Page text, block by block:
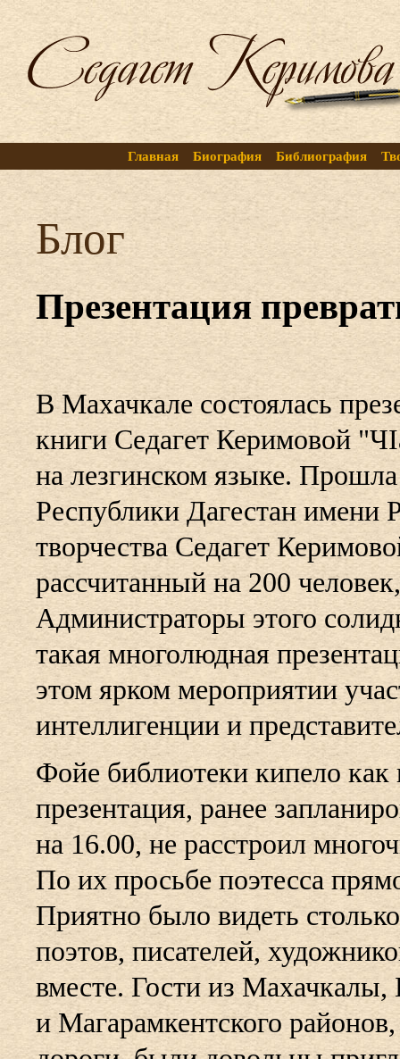
Главная Биография Библиография
Блог
Презентация
В Махачкале состоялась
книги Седагет Керимовой
на лезгинском языке.
Республики Дагестан имени
творчества Седагет
рассчитанный на 200
Администраторы этого
такая многолюдная
этом ярком мероприятии
интеллигенции и
Фойе библиотеки кипело
презентация, ранее
на 16.00, не расстроил
По их просьбе поэтесса
Приятно было видеть
поэтов, писателей,
вместе. Гости из Махачкалы,
и Магарамкентского